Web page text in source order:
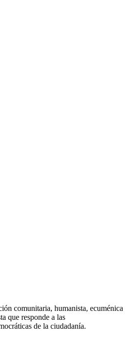
comunitaria, humanista, ecuménica
que responde a las
de la ciudadanía.